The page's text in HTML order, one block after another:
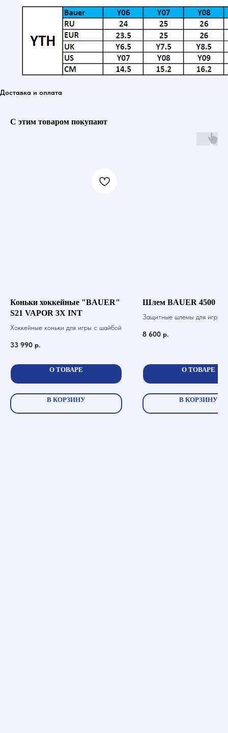
Доставка и оплата
С этим товаром покупают
Коньки хоккейные "BAUER"
S21 VAPOR 3X INT
Хоккейные коньки для игры с шайбой
33 990 р.
О ТОВАРЕ
В КОРЗИНУ
Шлем BAUER 4500 SR
Защитные шлемы для игры в
8 600 р.
О ТОВАРЕ
В КОРЗИНУ